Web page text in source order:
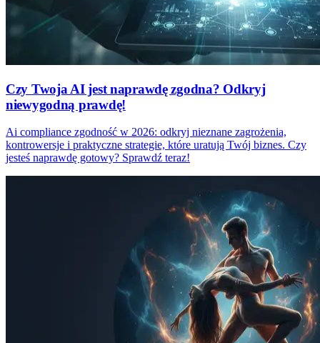
Czy Twoja AI jest naprawdę zgodna? Odkryj
niewygodną prawdę!
Ai compliance zgodność w 2026: odkryj nieznane zagrożenia,
kontrowersje i praktyczne strategie, które uratują Twój biznes. Czy
jesteś naprawdę gotowy? Sprawdź teraz!